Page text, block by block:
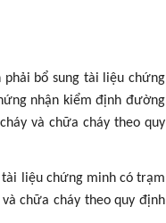
bổ sung tài liệu chứng
nhận kiểm định đường
và chữa cháy theo quy
liệu chứng minh có trạm
chữa cháy theo quy định